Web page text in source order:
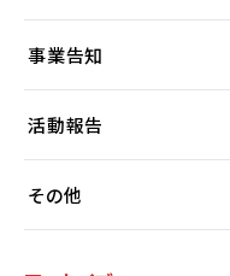
事業告知
活動報告
その他